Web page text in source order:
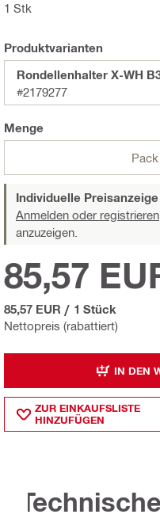
1 Stk
Produktvarianten
Rondellenhalter X-WH
#2179277
Menge
Individuelle
Anmelden oder registrieren,
anzuzeigen.
Nettopreis (rabattiert)
85,57
85,57 EUR / 1 Stück
IN DEN
ZUR EINKAUFSLISTE
HINZUFÜGEN